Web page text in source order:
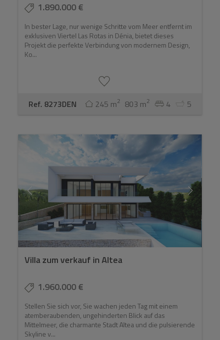
1.890.000 €
In bester Lage, nur wenige Schritte vom Meer entfernt im
exklusiven Viertel Las Rotas in Dénia, bietet dieses
Projekt die perfekte Verbindung von modernem Design,
Ko...
Ref. 8273DEN 245 m2 803 m2 4 5
Villa zum verkauf in Altea
1.960.000 €
Stellen Sie sich vor, Sie wachen jeden Tag mit einem
atemberaubenden, ungehinderten Blick auf das
Mittelmeer, die charmante Stadt Altea und die pulsierende
Skyline v...